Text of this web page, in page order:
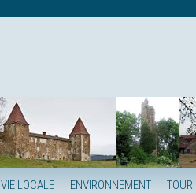
VIE LOCALE ENVIRONNEMENT